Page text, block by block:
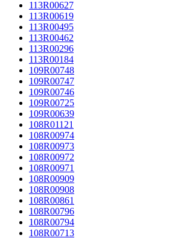
113R00627
113R00619
113R00495
113R00462
113R00296
113R00184
109R00748
109R00747
109R00746
109R00725
109R00639
108R01121
108R00974
108R00973
108R00972
108R00971
108R00909
108R00908
108R00861
108R00796
108R00794
108R00713